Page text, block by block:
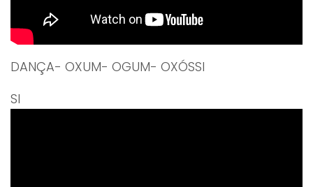
DANÇA- OXUM- OGUM- OXÓSSI
SI